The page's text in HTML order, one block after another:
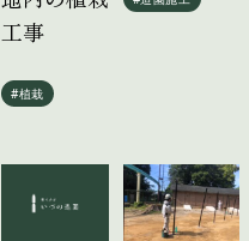
工事
#植栽